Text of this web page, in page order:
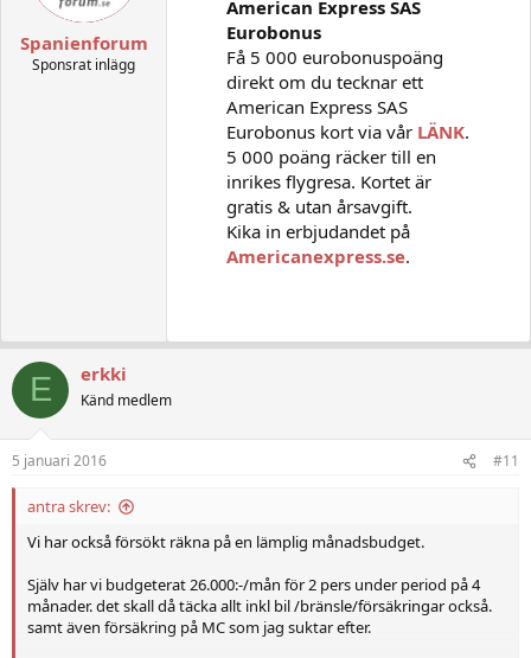
Spanienforum
Sponsrat inlägg
American Express SAS
Eurobonus
Få 5 000 eurobonuspoäng
direkt om du tecknar ett
American Express SAS
Eurobonus kort via vår LÄNK.
5 000 poäng räcker till en
inrikes flygresa. Kortet är
gratis & utan årsavgift.
Kika in erbjudandet på
Americanexpress.se.
E erkki
Känd medlem
5 januari 2016 #11
antra skrev:
Vi har också försökt räkna på en lämplig månadsbudget.
Själv har vi budgeterat 26.000:-/mån för 2 pers under period på 4
månader. det skall då täcka allt inkl bil /bränsle/försäkringar också.
samt även försäkring på MC som jag suktar efter.